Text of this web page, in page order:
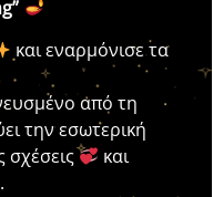
και εναρμόνισε τα
από τη
την εσωτερική
σχέσεις
και
.